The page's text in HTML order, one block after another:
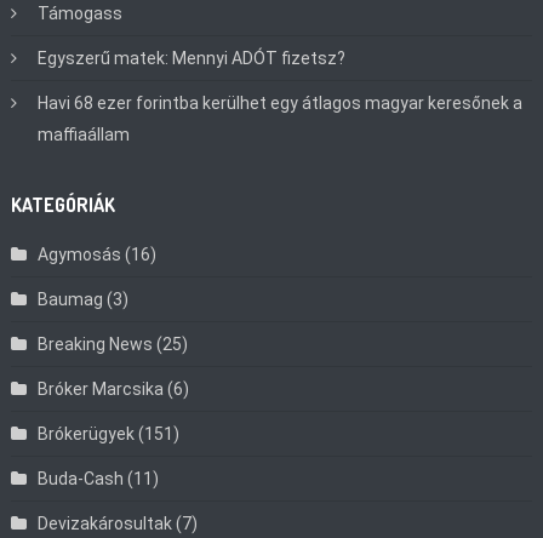
Támogass
Egyszerű matek: Mennyi ADÓT fizetsz?
Havi 68 ezer forintba kerülhet egy átlagos magyar keresőnek a
maffiaállam
KATEGÓRIÁK
Agymosás (16)
Baumag (3)
Breaking News (25)
Bróker Marcsika (6)
Brókerügyek(151)
Buda-Cash (11)
Devizakárosultak(7)